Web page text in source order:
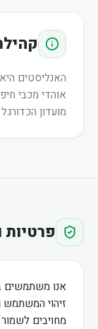
האנליסטים
אוהדי מכבי
מועדון
אנו משתמשים
זיהוי המשתמש
מחויבים